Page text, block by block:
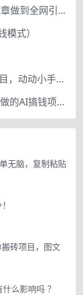
网创公众号个人ip项目，仅用一篇文章做到全网引流！
式）
《188个赚钱项目-183》有驾车评项目，动动小手，复制粘贴赚44元！
上架2小时收入630+，只要有手就能做的AI搞钱项目，奶奶看完都能学会!
无脑，复制粘贴
砖项目，图文
么影响吗 ？